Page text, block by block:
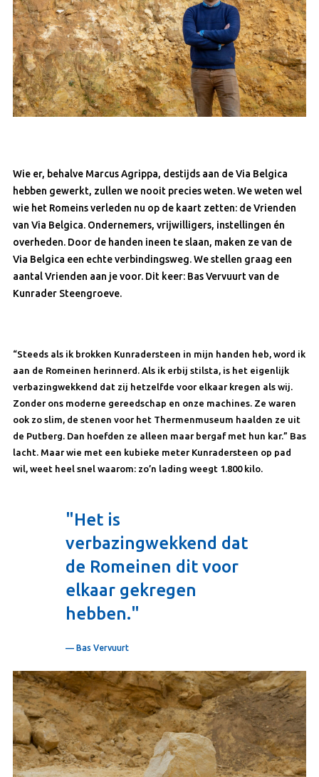
Wie er, behalve Marcus Agrippa, destijds aan de Via Belgica
hebben gewerkt, zullen we nooit precies weten. We weten wel
wie het Romeins verleden nu op de kaart zetten: de Vrienden
van Via Belgica. Ondernemers, vrijwilligers, instellingen én
overheden. Door de handen ineen te slaan, maken ze van de
Via Belgica een echte verbindingsweg. We stellen graag een
aantal Vrienden aan je voor. Dit keer: Bas Vervuurt van de
Kunrader Steengroeve.
“Steeds als ik brokken Kunradersteen in mijn handen heb, word ik
aan de Romeinen herinnerd. Als ik erbij stilsta, is het eigenlijk
verbazingwekkend dat zij hetzelfde voor elkaar kregen als wij.
Zonder ons moderne gereedschap en onze machines. Ze waren
ook zo slim, de stenen voor het Thermenmuseum haalden ze uit
de Putberg. Dan hoefden ze alleen maar bergaf met hun kar.” Bas
lacht. Maar wie met een kubieke meter Kunradersteen op pad
wil, weet heel snel waarom: zo’n lading weegt 1.800 kilo.
"Het is
verbazingwekkend dat
de Romeinen dit voor
elkaar gekregen
hebben."
— Bas Vervuurt